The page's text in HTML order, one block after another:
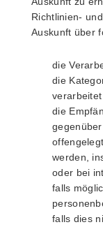
Richtlinien-
Auskunft über
die
die
die
werden,
oder bei
falls
falls dies